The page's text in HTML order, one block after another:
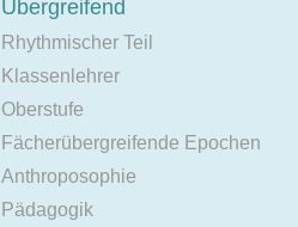
Übergreifend
Rhythmischer Teil
Klassenlehrer
Oberstufe
Fächerübergreifende Epochen
Anthroposophie
Pädagogik